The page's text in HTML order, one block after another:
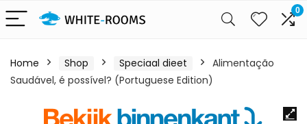
0
Home Shop Speciaal dieet
Alimentação
Saudável, é possível? (Portuguese Edition)